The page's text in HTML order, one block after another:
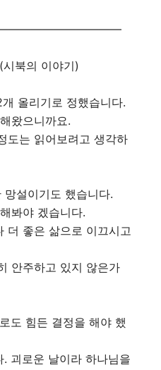
북의 이야기)
올리기로 정했습니다.
왔으니까요.
도는 읽어보려고 생각하
망설이기도 했습니다.
봐야 겠습니다.
더 좋은 삶으로 이끄시고
안주하고 있지 않은가
도 힘든 결정을 해야 했
괴로운 날이라 하나님을